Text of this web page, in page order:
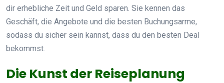
dir erhebliche Zeit und Geld sparen. Sie kennen das
Geschäft, die Angebote und die besten Buchungsarme,
sodass du sicher sein kannst, dass du den besten Deal
bekommst.
Die Kunst der Reiseplanung